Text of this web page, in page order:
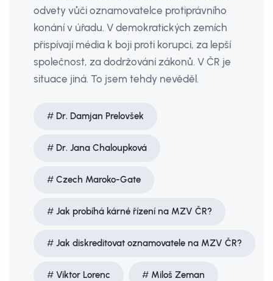
odvety vůči oznamovatelce protiprávního
konání v úřadu. V demokratických zemích
přispívají média k boji proti korupci, za lepší
společnost, za dodržování zákonů. V ČR je
situace jiná. To jsem tehdy nevěděl.
Dr. Damjan Prelovšek
Dr. Jana Chaloupková
Czech Maroko-Gate
Jak probíhá kárné řízení na MZV ČR?
Jak diskreditovat oznamovatele na MZV ČR?
Viktor Lorenc Miloš Zeman